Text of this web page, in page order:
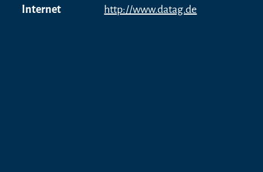
Internet http://www.datag.de